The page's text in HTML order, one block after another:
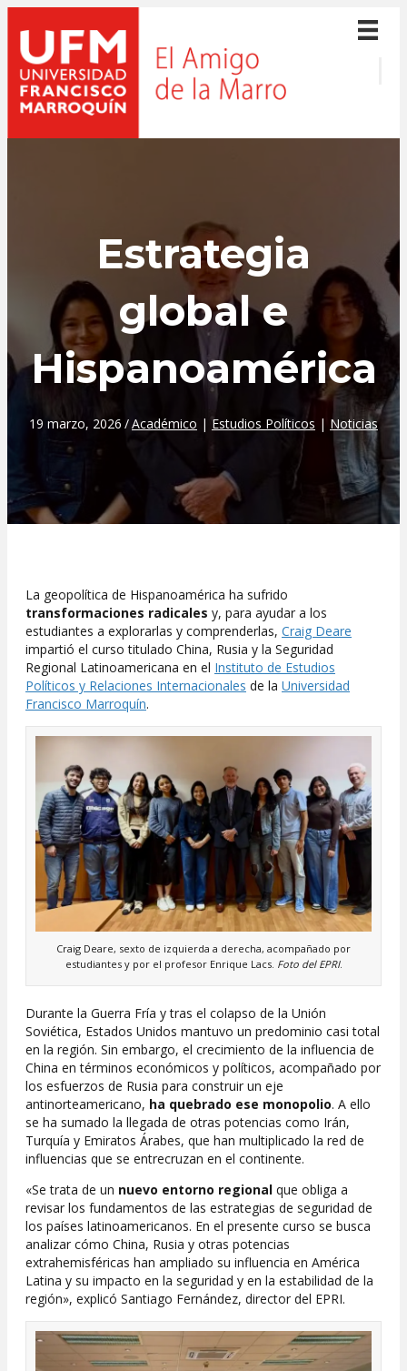
Estrategia
global e
Hispanoamérica
19 marzo, 2026 /Académico | Estudios Políticos | Noticias
La geopolítica de Hispanoamérica ha sufrido
transformaciones radicales y, para ayudar a los
estudiantes a explorarlas y comprenderlas, Craig Deare
impartió el curso titulado China, Rusia y la Seguridad
Regional Latinoamericana en el Instituto de Estudios
Políticos y Relaciones Internacionales de la Universidad
Francisco Marroquín.
Craig Deare, sexto de izquierda a derecha, acompañado por
estudiantes y por el profesor Enrique Lacs. Foto del EPRI.
Durante la Guerra Fría y tras el colapso de la Unión
Soviética, Estados Unidos mantuvo un predominio casi total
en la región. Sin embargo, el crecimiento de la influencia de
China en términos económicos y políticos, acompañado por
los esfuerzos de Rusia para construir un eje
antinorteamericano, ha quebrado ese monopolio. A ello
se ha sumado la llegada de otras potencias como Irán,
Turquía y Emiratos Árabes, que han multiplicado la red de
influencias que se entrecruzan en el continente.
«Se trata de un nuevo entorno regional que obliga a
revisar los fundamentos de las estrategias de seguridad de
los países latinoamericanos. En el presente curso se busca
analizar cómo China, Rusia y otras potencias
extrahemisféricas han ampliado su influencia en América
Latina y su impacto en la seguridad y en la estabilidad de la
región», explicó Santiago Fernández, director del EPRI.